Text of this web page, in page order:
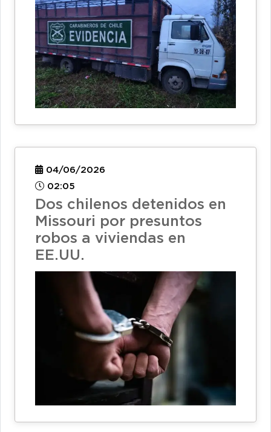
04/06/2026
02:05
Dos chilenos detenidos en
Missouri por presuntos
robos a viviendas en
EE.UU.